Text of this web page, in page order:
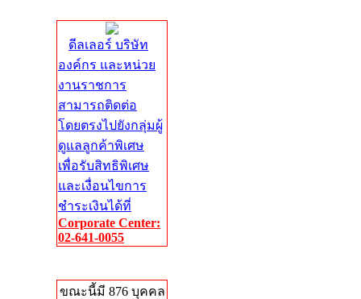
ดีลเลอร์ บริษัท
องค์กร และหน่วย
งานราชการ
สามารถติดต่อ
โดยตรงไปยังกลุ่มผู้
ดูแลลูกค้าพิเศษ
เพื่อรับสิทธิพิเศษ
และเงื่อนไขการ
ชำระเงินได้ที่
Corporate Center:
02-641-0055
ขณะนี้มี 876 บุคคล